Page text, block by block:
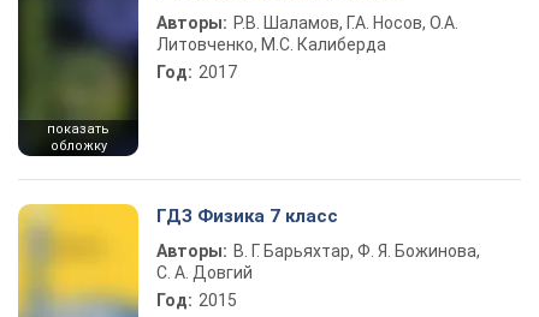
показать
обложку
Авторы: Р.В. Шаламов, Г.А. Носов, О.А.
Литовченко, М.С. Калиберда
Год: 2017
ГДЗ Физика 7 класс
Авторы: В. Г. Барьяхтар, Ф. Я. Божинова,
С. А. Довгий
Год: 2015